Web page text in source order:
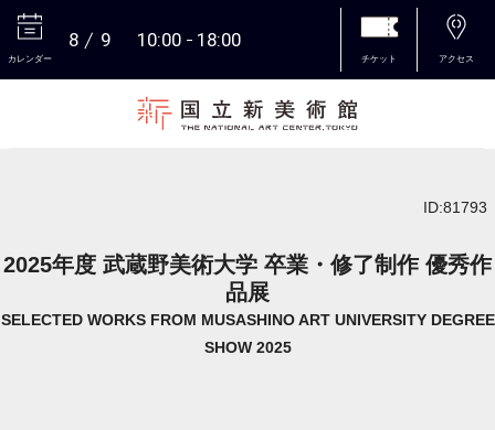
カレンダー
8 9 10:00 18:00
チケット アクセス
ID:81793
2025年度 武蔵野美術大学 卒業・修了制作 優秀作
品展
SELECTED WORKS FROM MUSASHINO ART UNIVERSITY DEGREE
SHOW 2025